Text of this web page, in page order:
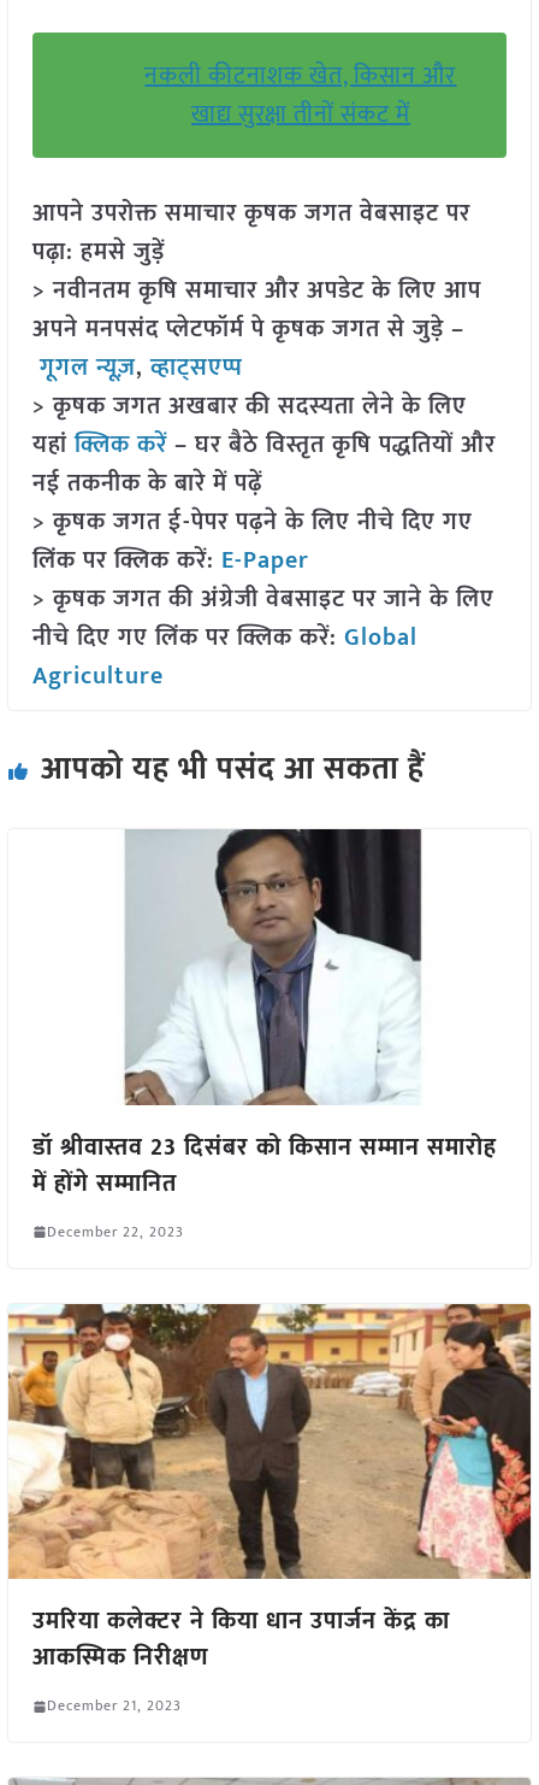
नकली कीटनाशक खेत, किसान और
खाद्य सुरक्षा तीनों संकट में
आपने उपरोक्त समाचार कृषक जगत वेबसाइट पर
पढ़ा: हमसे जुड़ें
> नवीनतम कृषि समाचार और अपडेट के लिए आप
अपने मनपसंद प्लेटफॉर्म पे कृषक जगत से जुड़े –
गूगल न्यूज़,व्हाट्सएप्प
> कृषक जगत अखबार की सदस्यता लेने के लिए
यहांक्लिक करें– घर बैठे विस्तृत कृषि पद्धतियों और
नई तकनीक के बारे में पढ़ें
> कृषक जगत ई-पेपर पढ़ने के लिए नीचे दिए गए
लिंक पर क्लिक करें: E-Paper
> कृषक जगत की अंग्रेजी वेबसाइट पर जाने के लिए
नीचे दिए गए लिंक पर क्लिक करें: Global
Agriculture
आपको यह भी पसंद आ सकता हैं
डॉ श्रीवास्तव 23 दिसंबर को किसान सम्मान समारोह
में होंगे सम्मानित
December 22, 2023
उमरिया कलेक्टर ने किया धान उपार्जन केंद्र का
आकस्मिक निरीक्षण
December 21, 2023